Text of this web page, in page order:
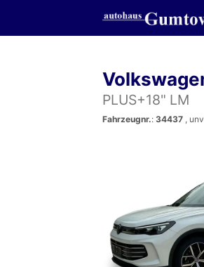
PLUS+18" LM
Fahrzeugnr.: 34437 ,